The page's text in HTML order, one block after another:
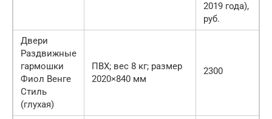
2019 года),
руб.
Двери
Раздвижные
гармошки
Фиол Венге
Стиль
(глухая)
ПВХ; вес 8 кг; размер
2020×840 мм
2300